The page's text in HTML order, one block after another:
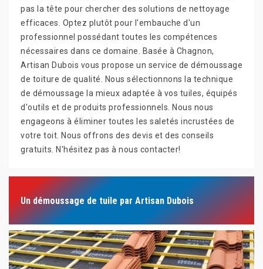
pas la tête pour chercher des solutions de nettoyage
efficaces. Optez plutôt pour l'embauche d'un
professionnel possédant toutes les compétences
nécessaires dans ce domaine. Basée à Chagnon,
Artisan Dubois vous propose un service de démoussage
de toiture de qualité. Nous sélectionnons la technique
de démoussage la mieux adaptée à vos tuiles, équipés
d'outils et de produits professionnels. Nous nous
engageons à éliminer toutes les saletés incrustées de
votre toit. Nous offrons des devis et des conseils
gratuits. N'hésitez pas à nous contacter!
Un démoussage de tuile par Artisan Dubois